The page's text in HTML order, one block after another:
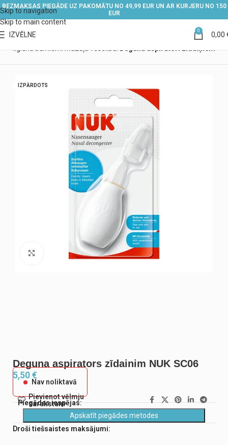
Skip to navigation
Skip to main content
BEZMAKSAS PIEGĀDE UZ PAKOMĀTU NO 49,99 EUR UN AR KURJERU NO 150
EUR
IZVĒLNE 0 0,00
IZPĀRDOTS
Noklikšķiniet, lai palielinātu
Deguna aspirators zīdainim NUK SC06
5,50€
Nav noliktavā
Pievienot vēlmju
sarakstam
Piegādes iespējas:
Apskatīt piegādes metodes
Droši tiešsaistes maksājumi: